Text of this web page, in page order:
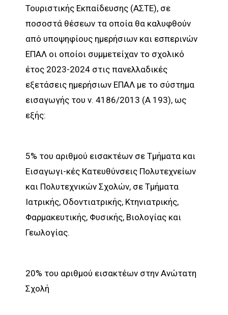
Τουριστικής Εκπαίδευσης (ΑΣΤΕ), σε
ποσοστά θέσεων τα οποία θα καλυφθούν
από υποψηφίους ημερήσιων και εσπερινών
ΕΠΑΛ οι οποίοι συμμετείχαν το σχολικό
έτος 2023-2024 στις πανελλαδικές
εξετάσεις ημερήσιων ΕΠΑΛ με το σύστημα
εισαγωγής του ν. 4186/2013 (Α 193), ως
εξής:
5% του αριθμού εισακτέων σε Τμήματα και
Εισαγωγι-κές Κατευθύνσεις Πολυτεχνείων
και Πολυτεχνικών Σχολών, σε Τμήματα
Ιατρικής, Οδοντιατρικής, Κτηνιατρικής,
Φαρμακευτικής, Φυσικής, Βιολογίας και
Γεωλογίας.
20% του αριθμού εισακτέων στην Ανώτατη
Σχολή